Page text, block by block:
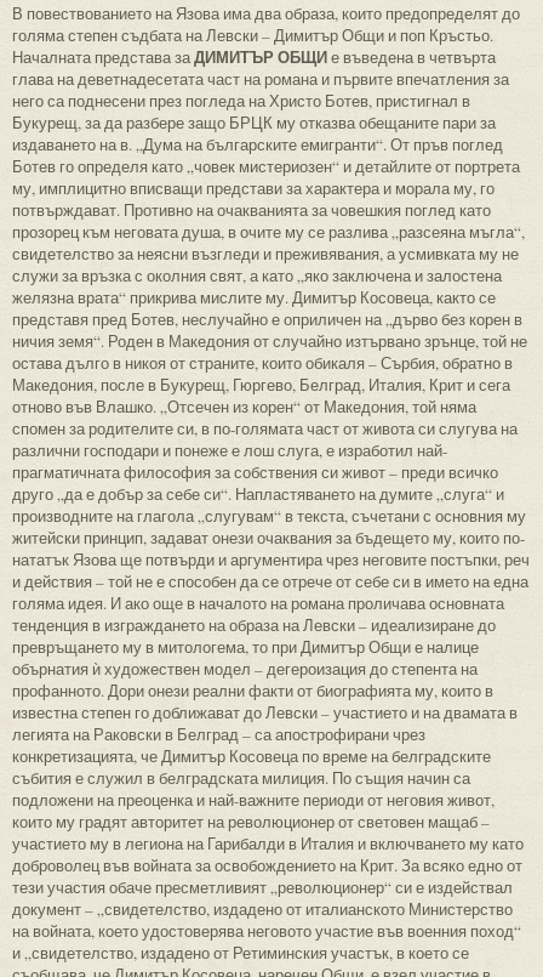
В повествованието на Язова има два образа, които предопределят до
голяма степен съдбата на Левски – Димитър Общи и поп Кръстьо.
Началната представа заДИМИТЪР ОБЩИе въведена в четвърта
глава на деветнадесетата част на романа и първите впечатления за
него са поднесени през погледа на Христо Ботев, пристигнал в
Букурещ, за да разбере защо БРЦК му отказва обещаните пари за
издаването на в. „Дума на българските емигранти“. От пръв поглед
Ботев го определя като „човек мистериозен“ и детайлите от портрета
му, имплицитно вписващи представи за характера и морала му, го
потвърждават. Противно на очакванията за човешкия поглед като
прозорец към неговата душа, в очите му се разлива „разсеяна мъгла“,
свидетелство за неясни възгледи и преживявания, а усмивката му не
служи за връзка с околния свят, а като „яко заключена и залостена
желязна врата“ прикрива мислите му. Димитър Косовеца, както се
представя пред Ботев, неслучайно е оприличен на „дърво без корен в
ничия земя“. Роден в Македония от случайно изтървано зрънце, той не
остава дълго в никоя от страните, които обикаля – Сърбия, обратно в
Македония, после в Букурещ, Гюргево, Белград, Италия, Крит и сега
отново във Влашко. „Отсечен из корен“ от Македония, той няма
спомен за родителите си, в по-голямата част от живота си слугува на
различни господари и понеже е лош слуга, е изработил най-
прагматичната философия за собствения си живот – преди всичко
друго „да е добър за себе си“. Напластяването на думите „слуга“ и
производните на глагола „слугувам“ в текста, съчетани с основния му
житейски принцип, задават онези очаквания за бъдещето му, които по-
нататък Язова ще потвърди и аргументира чрез неговите постъпки, реч
и действия – той не е способен да се отрече от себе си в името на една
голяма идея. И ако още в началото на романа проличава основната
тенденция в изграждането на образа на Левски – идеализиране до
превръщането му в митологема, то при Димитър Общи е налице
обърнатия ѝ художествен модел – дегероизация до степента на
профанното. Дори онези реални факти от биографията му, които в
известна степен го доближават до Левски – участието и на двамата в
легията на Раковски в Белград – са апострофирани чрез
конкретизацията, че Димитър Косовеца по време на белградските
събития е служил в белградската милиция. По същия начин са
подложени на преоценка и най-важните периоди от неговия живот,
които му градят авторитет на революционер от световен мащаб –
участието му в легиона на Гарибалди в Италия и включването му като
доброволец във войната за освобождението на Крит. За всяко едно от
тези участия обаче пресметливият „революционер“ си е издействал
документ – „свидетелство, издадено от италианското Министерство
на войната, което удостоверява неговото участие във военния поход“
и „свидетелство, издадено от Ретиминския участък, в което се